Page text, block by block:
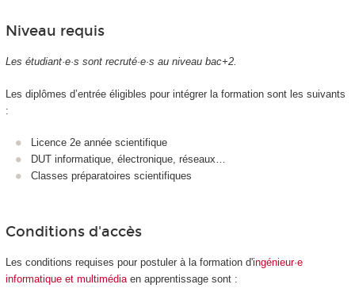
Niveau requis
Les étudiant·e·s sont recruté·e·s au niveau bac+2.
Les diplômes d’entrée éligibles pour intégrer la formation sont les suivants
:
Licence 2e année scientifique
DUT informatique, électronique, réseaux…
Classes préparatoires scientifiques
Conditions d'accès
Les conditions requises pour postuler à la formation d'ingénieur·e
informatique et multimédiaen apprentissage sont :